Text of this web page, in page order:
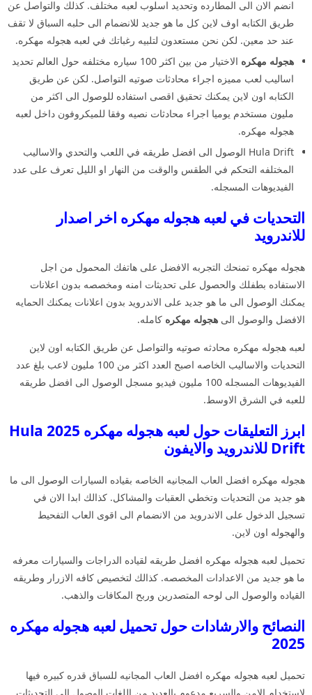
انضم الان الى المطارده وتحديد اسلوب لعبه مختلف. كذلك والتواصل عن
طريق الكتابه اوف لاين كل ما هو جديد للانضمام الى حلبه السباق لا تقف
عند حد معين. لكن نحن مستعدون لتلبيه رغباتك في لعبه هجوله مهكره.
هجوله مهكره
الاختيار من بين اكثر 100 سياره مختلفه حول العالم تحديد
اساليب لعب مميزه اجراء محادثات صوتيه التواصل. لكن عن طريق
الكتابه اون لاين يمكنك تحقيق اقصى استفاده للوصول الى اكثر من
مليون مستخدم يوميا اجراء محادثات نصيه وفقا للميكروفون داخل لعبه
هجوله مهكره.
Hula Drift الوصول الى افضل طريقه في اللعب والتحدي والاساليب
المختلفه التحكم في الطقس والوقت من النهار او الليل تعرف على عدد
الفيديوهات المسجله.
التحديات في لعبه هجوله مهكره اخر اصدار
للاندرويد
هجوله مهكره تمنحك التجربه الافضل على هاتفك المحمول من اجل
الاستفاده بطفلك والحصول على تحديثات امنه ومخصصه بدون اعلانات
يمكنك الوصول الى ما هو جديد على الاندرويد بدون اعلانات يمكنك الحمايه
الافضل والوصول الى هجوله مهكره كامله.
لعبه هجوله مهكره محادثه صوتيه والتواصل عن طريق الكتابه اون لاين
التحديات والاساليب الخاصه اصبح العدد اكثر من 100 مليون لاعب بلغ عدد
الفيديوهات المسجله 100 مليون فيديو مسجل الوصول الى افضل طريقه
للعبه في الشرق الاوسط.
ابرز التعليقات حول لعبه هجوله مهكره 2025 Hula
Drift للاندرويد والايفون
هجوله مهكره افضل العاب المجانيه الخاصه بقياده السيارات الوصول الى ما
هو جديد من التحديات وتخطي العقبات والمشاكل. كذالك ابدا الان في
تسجيل الدخول على الاندرويد من الانضمام الى اقوى العاب التفحيط
والهجوله اون لاين.
تحميل لعبه هجوله مهكره افضل طريقه لقياده الدراجات والسيارات معرفه
ما هو جديد من الاعدادات المخصصه. كذالك لتخصيص كافه الازرار وطريقه
القياده والوصول الى لوحه المتصدرين وربح المكافات والذهب.
النصائح والارشادات حول تحميل لعبه هجوله مهكره
2025
تحميل لعبه هجوله مهكره افضل العاب المجانيه للسباق قدره كبيره فيها
لاستخدام الامن والسريع مدعوم بالعديد من اللغات الوصول الى التحديثات